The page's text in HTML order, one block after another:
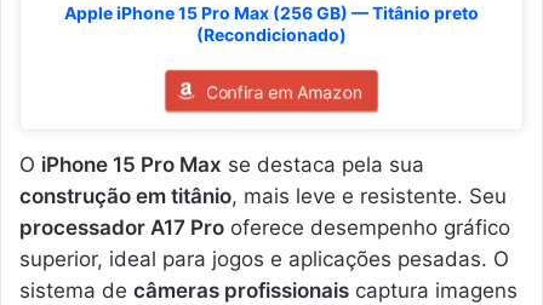
Apple iPhone 15 Pro Max (256 GB) — Titânio preto
(Recondicionado)
Confira em Amazon
O iPhone 15 Pro Max se destaca pela sua
construção em titânio, mais leve e resistente. Seu
processador A17 Pro oferece desempenho gráfico
superior, ideal para jogos e aplicações pesadas. O
sistema de câmeras profissionais captura imagens